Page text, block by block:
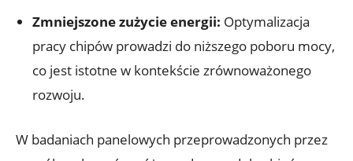
Zmniejszone zużycie energii: Optymalizacja
pracy‌ chipów prowadzi do niższego poboru ⁣mocy,
​co ⁢jest istotne‌ w kontekście zrównoważonego
rozwoju.
W ⁤badaniach panelowych​ przeprowadzonych przez